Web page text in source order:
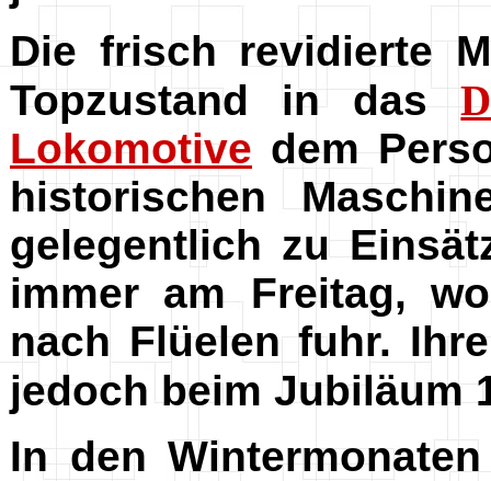
Die frisch revidierte
Topzustand in das
Lokomotive dem
historischen
gelegentlich zu
immer am Freitag,
nach Flüelen fuhr.
jedoch beim Jubiläum
In den